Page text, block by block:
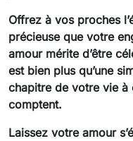
Offrez à vos proches
précieuse que votre
amour mérite d’être
est bien plus qu’une
chapitre de votre vie à
comptent.
Laissez votre amour